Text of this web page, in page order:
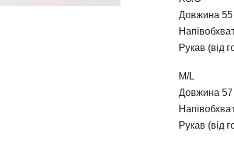
Довжина 55
Рукав (від
M/L
Довжина 57
Рукав (від